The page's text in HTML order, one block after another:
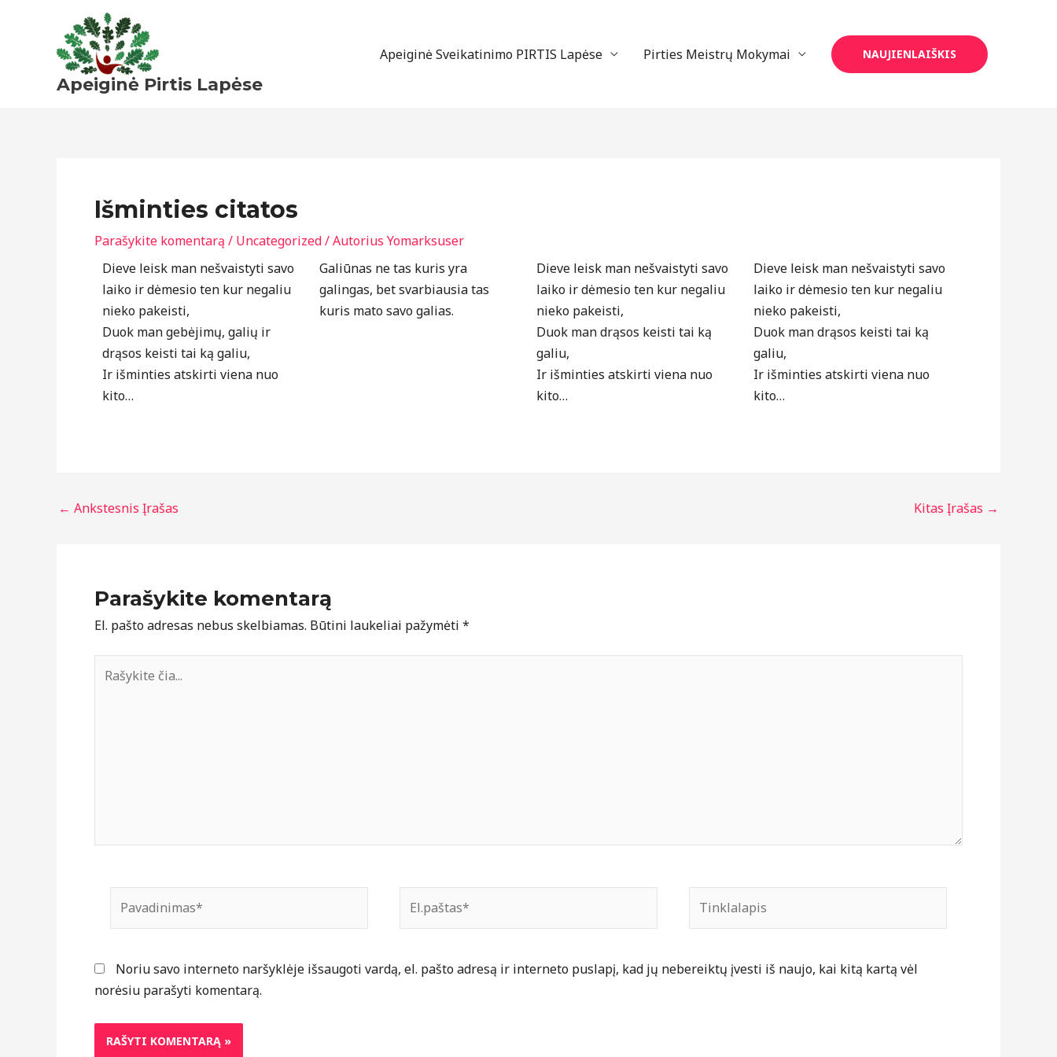
Apeiginė Pirtis Lapėse
Apeiginė Sveikatinimo PIRTIS Lapėse Pirties Meistrų Mokymai NAUJIENLAIŠKIS
Išminties citatos
Parašykite komentarą / Uncategorized/ Autorius Yomarksuser
Dieve leisk man nešvaistyti savo
laiko ir dėmesio ten kur negaliu
nieko pakeisti,
Duok man gebėjimų, galių ir
drąsos keisti tai ką galiu,
Ir išminties atskirti viena nuo
kito…
Galiūnas ne tas kuris yra
galingas, bet svarbiausia tas
kuris mato savo galias.
Dieve leisk man nešvaistyti savo
laiko ir dėmesio ten kur negaliu
nieko pakeisti,
Duok man drąsos keisti tai ką
galiu,
Ir išminties atskirti viena nuo
kito…
Dieve leisk man nešvaistyti savo
laiko ir dėmesio ten kur negaliu
nieko pakeisti,
Duok man drąsos keisti tai ką
galiu,
Ir išminties atskirti viena nuo
kito…
← Ankstesnis Įrašas Kitas Įrašas →
Parašykite komentarą
El. pašto adresas nebus skelbiamas. Būtini laukeliai pažymėti *
čia...
Noriu savo interneto naršyklėje išsaugoti vardą, el. pašto adresą ir interneto puslapį, kad jų nebereiktų įvesti iš naujo, kai kitą kartą vėl
norėsiu parašyti komentarą.